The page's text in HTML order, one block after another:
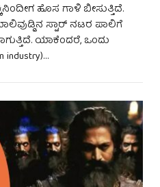
ಹೊಸ ಗಾಳಿ ಬೀಸುತ್ತಿದೆ.
ಸ್ಟಾರ್ ನಟರ ಪಾಲಿಗೆ
ಯಾಕೆಂದರೆ, ಒಂದು